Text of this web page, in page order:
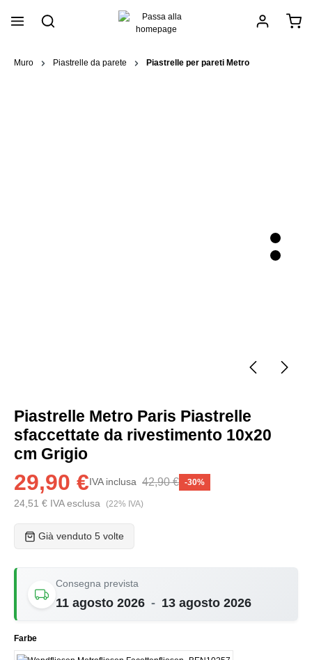
principale
Muro Piastrelle da parete Piastrelle per pareti Metro
Piastrelle Metro Paris Piastrelle
sfaccettate da rivestimento 10x20
cm Grigio
29,90 € IVA inclusa 42,90 € -30%
24,51 € IVA esclusa (22% IVA)
Già venduto 5 volte
Consegna prevista
11 agosto 2026 - 13 agosto 2026
Seleziona
Farbe